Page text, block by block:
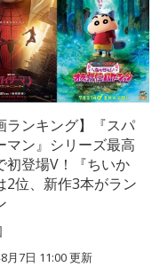
ランキング】『スパ
マン』シリーズ最高
初登場V！『ちいか
2位、新作3本がラン
月7日 11:00更新